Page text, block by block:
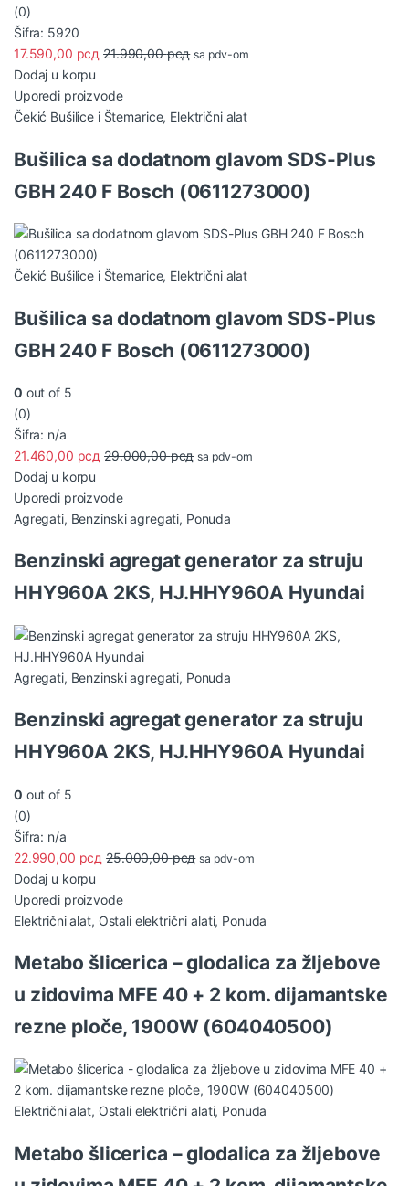
(0)
Šifra: 5920
17.590,00 рсд 21.990,00рсд sa pdv-om
Dodaj u korpu
Uporedi proizvode
Čekić Bušilice i Štemarice, Električni alat
Bušilica sa dodatnom glavom SDS-Plus
GBH 240 F Bosch (0611273000)
Čekić Bušilice i Štemarice, Električni alat
Bušilica sa dodatnom glavom SDS-Plus
GBH 240 F Bosch (0611273000)
0 out of 5
(0)
Šifra: n/a
21.460,00 рсд 29.000,00рсд sa pdv-om
Dodaj u korpu
Uporedi proizvode
Agregati, Benzinski agregati, Ponuda
Benzinski agregat generator za struju
HHY960A 2KS, HJ.HHY960A Hyundai
Agregati, Benzinski agregati, Ponuda
Benzinski agregat generator za struju
HHY960A 2KS, HJ.HHY960A Hyundai
0 out of 5
(0)
Šifra: n/a
22.990,00 рсд 25.000,00рсд sa pdv-om
Dodaj u korpu
Uporedi proizvode
Električni alat, Ostali električni alati, Ponuda
Metabo šlicerica – glodalica za žljebove
u zidovima MFE 40 + 2 kom. dijamantske
rezne ploče, 1900W (604040500)
Električni alat, Ostali električni alati, Ponuda
Metabo šlicerica – glodalica za žljebove